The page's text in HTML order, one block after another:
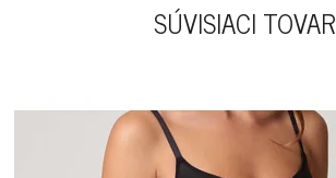
SÚVISIACI TOVAR